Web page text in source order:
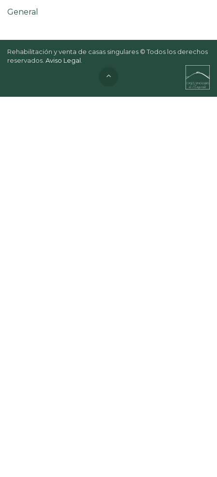
General
Rehabilitación y venta de casas singulares © Todos los derechos
reservados. Aviso Legal